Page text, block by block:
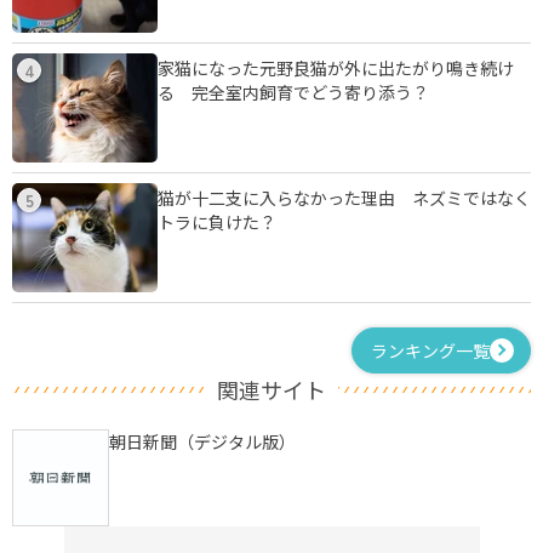
4
家猫になった元野良猫が外に出たがり鳴き続け
る 完全室内飼育でどう寄り添う？
5
猫が十二支に入らなかった理由 ネズミではなく
トラに負けた？
ランキング一覧
関連サイト
朝日新聞（デジタル版）